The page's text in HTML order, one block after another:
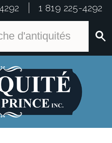
1 819 225-4292